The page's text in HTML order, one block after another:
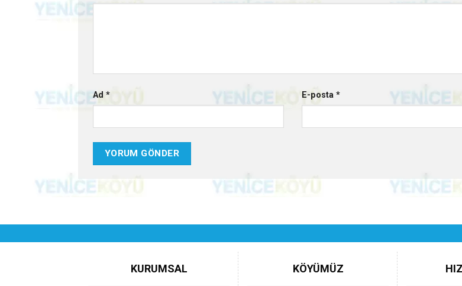
Ad * E-posta*
KURUMSAL KÖYÜMÜZ